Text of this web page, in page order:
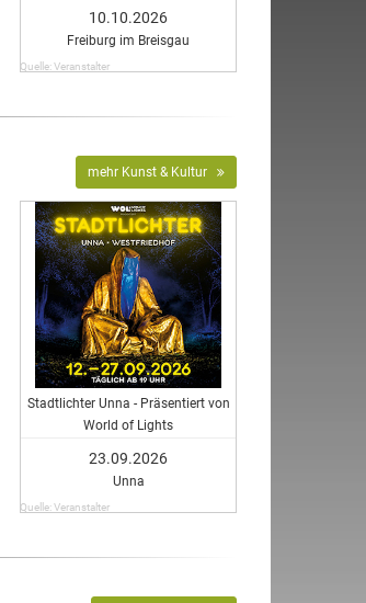
10.10.2026
Freiburg im Breisgau
Quelle: Veranstalter
mehr Kunst & Kultur
Stadtlichter Unna - Präsentiert von
World of Lights
23.09.2026
Unna
Quelle: Veranstalter